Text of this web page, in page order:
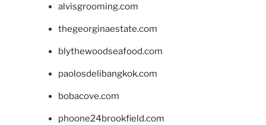
alvisgrooming.com
thegeorginaestate.com
blythewoodseafood.com
paolosdelibangkok.com
bobacove.com
phoone24brookfield.com